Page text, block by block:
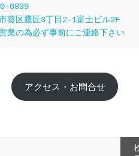
0839
葵区鷹匠3丁目2-1富士ビル2F
業の為必ず事前にご連絡下さい
アクセス・お問合せ